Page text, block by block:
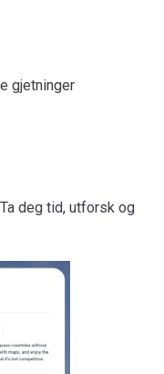
gjetninger
deg tid, utforsk og